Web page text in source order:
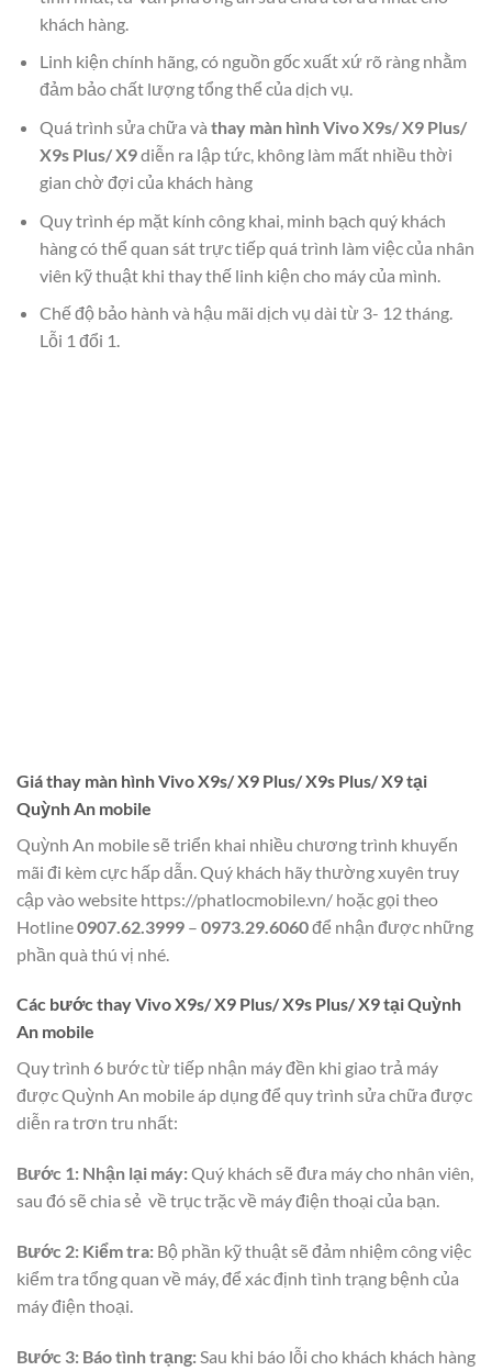
khách hàng.
Linh kiện chính hãng, có nguồn gốc xuất xứ rõ ràng nhằm
đảm bảo chất lượng tổng thể của dịch vụ.
Quá trình sửa chữa và thay màn hình Vivo X9s/ X9 Plus/
X9s Plus/ X9diễn ra lập tức, không làm mất nhiều thời
gian chờ đợi của khách hàng
Quy trình ép mặt kính công khai, minh bạch quý khách
hàng có thể quan sát trực tiếp quá trình làm việc của nhân
viên kỹ thuật khi thay thế linh kiện cho máy của mình.
Chế độ bảo hành và hậu mãi dịch vụ dài từ 3- 12 tháng.
Lỗi 1 đổi 1.
Giá thay màn hình Vivo X9s/ X9 Plus/ X9s Plus/ X9 tại
Quỳnh An mobile
Quỳnh An mobile sẽ triển khai nhiều chương trình khuyến
mãi đi kèm cực hấp dẫn. Quý khách hãy thường xuyên truy
cập vào website https://phatlocmobile.vn/ hoặc gọi theo
Hotline0907.62.3999 – 0973.29.6060để nhận được những
phần quà thú vị nhé.
Các bước thay Vivo X9s/ X9 Plus/ X9s Plus/ X9 tại Quỳnh
An mobile
Quy trình 6 bước từ tiếp nhận máy đền khi giao trả máy
được Quỳnh An mobile áp dụng để quy trình sửa chữa được
diễn ra trơn tru nhất:
Bước 1: Nhận lại máy:Quý khách sẽ đưa máy cho nhân viên,
sau đó sẽ chia sẻ về trục trặc về máy điện thoại của bạn.
Bước 2: Kiểm tra: Bộ phần kỹ thuật sẽ đảm nhiệm công việc
kiểm tra tổng quan về máy, để xác định tình trạng bệnh của
máy điện thoại.
Bước 3: Báo tình trạng:Sau khi báo lỗi cho khách khách hàng